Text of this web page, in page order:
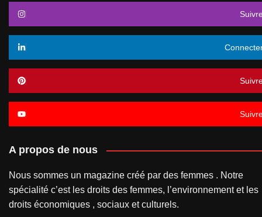
A propos de nous
Nous sommes un magazine créé par des femmes . Notre
spécialité c’est les droits des femmes, l’environnement et les
droits économiques , sociaux et culturels.